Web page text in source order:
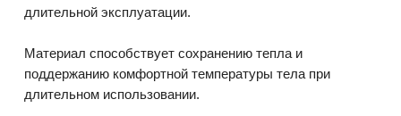
длительной эксплуатации.
Материал способствует сохранению тепла и
поддержанию комфортной температуры тела при
длительном использовании.